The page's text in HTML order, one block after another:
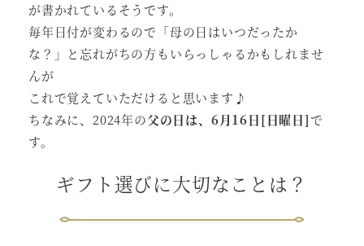
が書かれているそうです。
毎年日付が変わるので「母の日はいつだったか
な？」と忘れがちの方もいらっしゃるかもしれませ
んが
これで覚えていただけると思います♪
ちなみに、2024年の父の日は、6月16日[日曜日]で
す。
ギフト選びに大切なことは？